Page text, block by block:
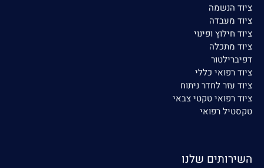
ציוד הנשמה
ציוד מעבדה
ציוד חילוץ ופינוי
ציוד מתכלה
דפיברילטור
ציוד רפואי כללי
ציוד עזר לחדר ניתוח
ציוד רפואי טקטי צבאי
טקסטיל רפואי
השירותים שלנו